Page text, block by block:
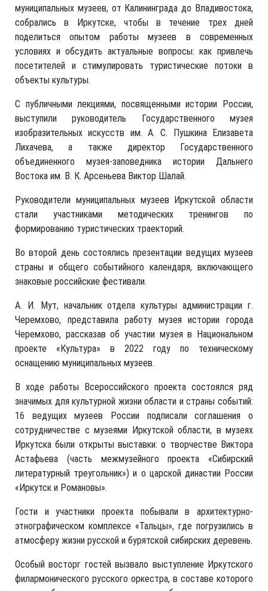
муниципальных музеев, от Калининграда до Владивостока,
собрались в Иркутске, чтобы в течение трех дней
поделиться опытом работы музеев в современных
условиях и обсудить актуальные вопросы: как привлечь
посетителей и стимулировать туристические потоки в
объекты культуры.
С публичными лекциями, посвященными истории России,
выступили руководитель Государственного музея
изобразительных искусств им. А. С. Пушкина Елизавета
Лихачева, а также директор Государственного
объединенного музея-заповедника истории Дальнего
Востока им. В. К. Арсеньева Виктор Шалай.
Руководители муниципальных музеев Иркутской области
стали участниками методических тренингов по
формированию туристических траекторий.
Во второй день состоялись презентации ведущих музеев
страны и общего событийного календаря, включающего
знаковые российские фестивали.
А. И. Мут, начальник отдела культуры администрации г.
Черемхово, представила работу музея истории города
Черемхово, рассказав об участии музея в Национальном
проекте «Культура» в 2022 году по техническому
оснащению муниципальных музеев.
В ходе работы Всероссийского проекта состоялся ряд
значимых для культурной жизни области и страны событий:
16 ведущих музеев России подписали соглашения о
сотрудничестве с музеями Иркутской области, в музеях
Иркутска были открыты выставки: о творчестве Виктора
Астафьева (часть межмузейного проекта «Сибирский
литературный треугольник») и о царской династии России
«Иркутск и Романовы».
Гости и участники проекта побывали в архитектурно-
этнографическом комплексе «Тальцы», где погрузились в
атмосферу жизни русской и бурятской сибирских деревень.
Особый восторг гостей вызвало выступление Иркутского
филармонического русского оркестра, в составе которого